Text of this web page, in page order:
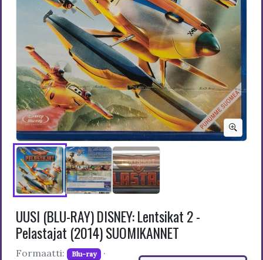
UUSI (BLU-RAY) DISNEY: Lentsikat 2 -
Pelastajat (2014) SUOMIKANNET
Formaatti: Blu-ray ·